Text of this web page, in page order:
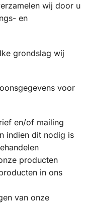
wij door u
en
grondslag wij
voor
en/of mailing
indien dit nodig is
producten
in ons
van onze